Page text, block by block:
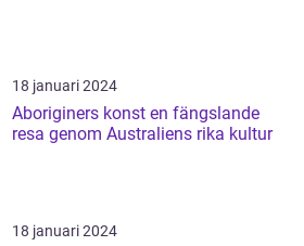
18 januari 2024
Aboriginers konst en fängslande
resa genom Australiens rika kultur
18 januari 2024